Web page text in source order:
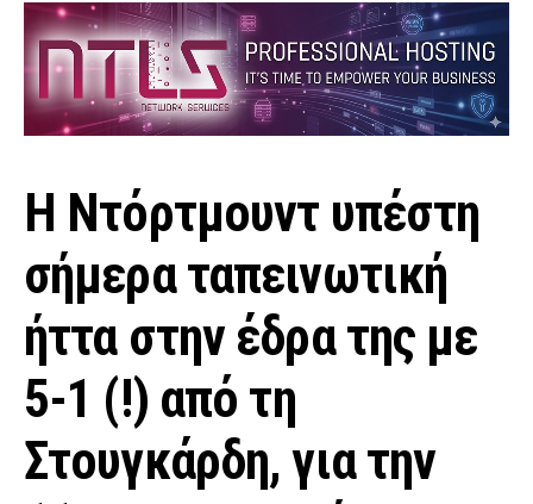
Η Ντόρτμουντ υπέστη
σήμερα ταπεινωτική
ήττα στην έδρα της με
5-1 (!) από τη
Στουγκάρδη, για την